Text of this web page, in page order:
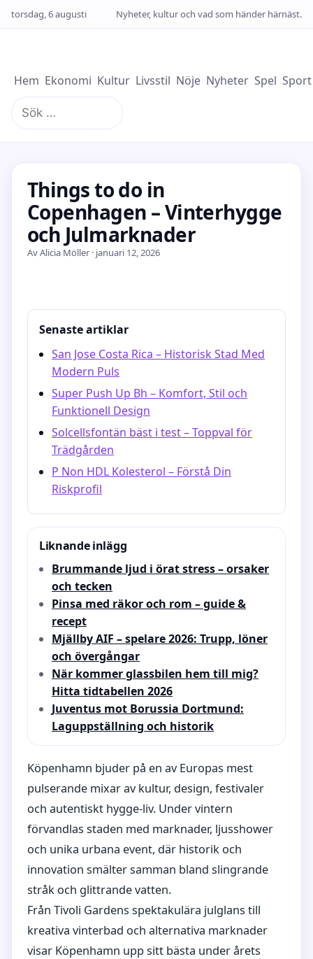
torsdag, 6 augusti Nyheter, kultur och vad som händer härnäst.
Hem Ekonomi Kultur Livsstil Nöje Nyheter Spel Sport
Sök
efter:
Things to do in
Copenhagen – Vinterhygge
och Julmarknader
Av Alicia Möller · januari 12, 2026
Senaste artiklar
San Jose Costa Rica – Historisk Stad Med
Modern Puls
Super Push Up Bh – Komfort, Stil och
Funktionell Design
Solcellsfontän bäst i test – Toppval för
Trädgården
P Non HDL Kolesterol – Förstå Din
Riskprofil
Liknande inlägg
Brummande ljud i örat stress – orsaker
och tecken
Pinsa med räkor och rom – guide &
recept
Mjällby AIF – spelare 2026: Trupp, löner
och övergångar
När kommer glassbilen hem till mig?
Hitta tidtabellen 2026
Juventus mot Borussia Dortmund:
Laguppställning och historik
Köpenhamn bjuder på en av Europas mest
pulserande mixar av kultur, design, festivaler
och autentiskt hygge-liv. Under vintern
förvandlas staden med marknader, ljusshower
och unika urbana event, där historik och
innovation smälter samman bland slingrande
stråk och glittrande vatten.
Från Tivoli Gardens spektakulära julglans till
kreativa vinterbad och alternativa marknader
visar Köpenhamn upp sitt bästa under årets